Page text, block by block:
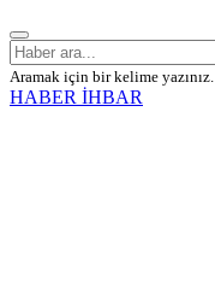
Aramak için bir kelime yazınız.
HABER İHBAR